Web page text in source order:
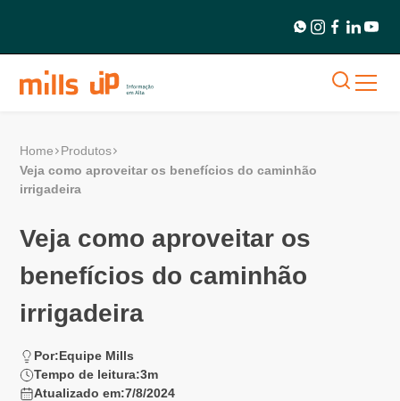
Home
Produtos
Veja como aproveitar os benefícios do caminhão
irrigadeira
Veja como aproveitar os
benefícios do caminhão
irrigadeira
Por:Equipe Mills
Tempo de leitura:3m
Atualizado em:7/8/2024